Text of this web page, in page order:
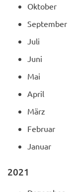
Oktober
September
Juli
Juni
Mai
April
März
Februar
Januar
2021